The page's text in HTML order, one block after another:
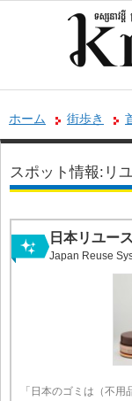
ホーム 街歩き
スポット情報:リ
日本リユー
Japan Reuse
「日本のゴミは（不